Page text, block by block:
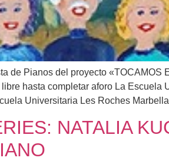
de Pianos del proyecto
hasta completar aforo La
Universitaria Les Roches
NATALIA